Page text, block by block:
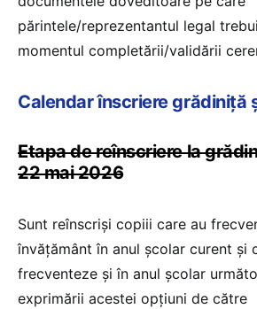
părintele/reprezentantul legal
momentul completării/validării
Calendar înscriere grădiniță
Etapa de reînscriere la
22 mai 2026
Sunt reînscriși copiii care au
învățământ în anul școlar curent și
frecventeze și în anul școlar
exprimării acestei opțiuni de către